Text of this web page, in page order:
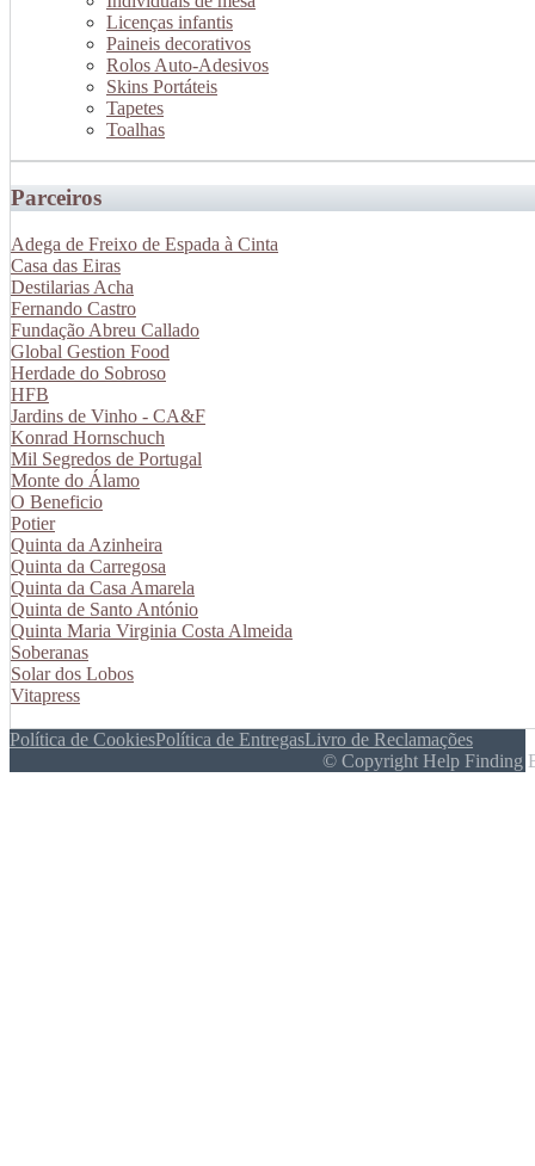
Licenças infantis
Paineis decorativos
Rolos Auto-Adesivos
Skins Portáteis
Tapetes
Toalhas
Parceiros
Adega de Freixo de Espada à Cinta
Casa das Eiras
Destilarias Acha
Fernando Castro
Fundação Abreu Callado
Global Gestion Food
Herdade do Sobroso
HFB
Jardins de Vinho - CA&F
Konrad Hornschuch
Mil Segredos de Portugal
Monte do Álamo
O Beneficio
Potier
Quinta da Azinheira
Quinta da Carregosa
Quinta da Casa Amarela
Quinta de Santo António
Quinta Maria Virginia Costa Almeida
Soberanas
Solar dos Lobos
Vitapress
Política de CookiesPolítica de EntregasLivro de Reclamações
© Copyright Help Finding